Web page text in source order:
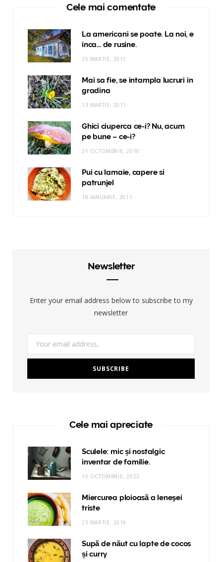
Cele mai comentate
La americani se poate. La noi, e
inca… de rusine.
25 MARTIE, 2011
Mai sa fie, se intampla lucruri in
gradina
13 MARTIE, 2011
Ghici ciuperca ce-i? Nu, acum
pe bune – ce-i?
31 OCTOMBRIE, 2010
Pui cu lamaie, capere si
patrunjel
18 IANUARIE, 2011
Newsletter
Enter your email address below to subscribe to my
newsletter
Cele mai apreciate
Sculele: mic și nostalgic
inventar de familie.
15 OCTOMBRIE, 2022
Miercurea ploioasă a leneşei
triste
23 MARTIE, 2016
Supă de năut cu lapte de cocos
și curry